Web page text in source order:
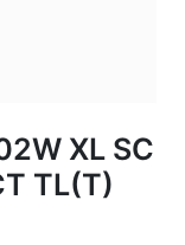
XL SC
TL(T)